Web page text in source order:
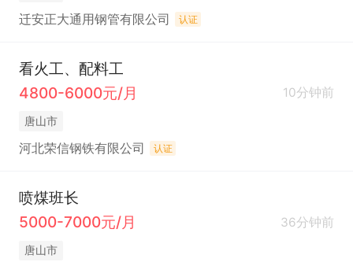
迁安正大通用钢管有限公司 认证
看火工、配料工
4800-6000元/月
10分钟前
唐山市
河北荣信钢铁有限公司 认证
喷煤班长
5000-7000元/月
36分钟前
唐山市